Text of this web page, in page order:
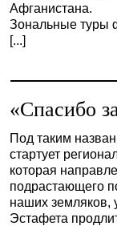
Афганистана.
Зональные туры
[...]
«Спасибо
Под таким
стартует
которая
подрастающего
наших земляков,
Эстафета